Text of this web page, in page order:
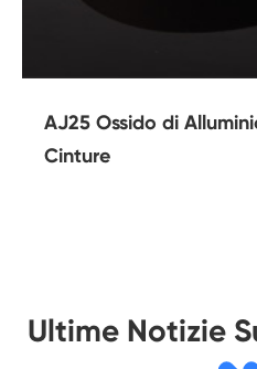
AJ25 Ossido di
Cinture
Ultime Notizie